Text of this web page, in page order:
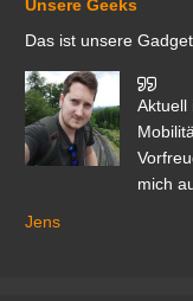
Unsere Geeks
Das ist unsere
Aktuell
mich
Jens